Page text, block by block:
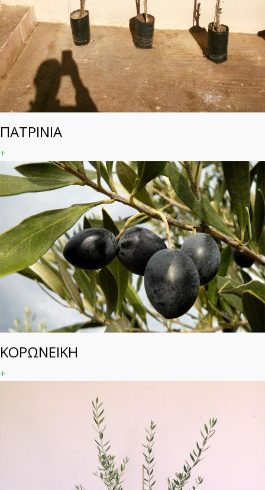
ΠΑΤΡΙΝΙΑ
+
ΚΟΡΩΝΕΙΚΗ
+